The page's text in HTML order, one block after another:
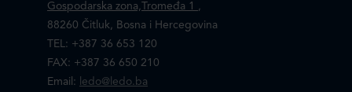
Gospodarska zona,Tromeđa 1 ,
88260 Čitluk, Bosna i Hercegovina
TEL: +387 36 653 120
FAX: +387 36 650 210
Email:
ledo@ledo.ba